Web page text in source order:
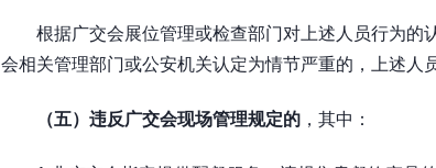
根据广交会展位管理或检查部门对上述人员行为的
会相关管理部门或公安机关认定为情节严重的，上述人
（五）违反广交会现场管理规定的 ，其中：